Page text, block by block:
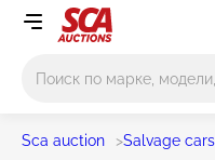
Sca auction >Salvage cars